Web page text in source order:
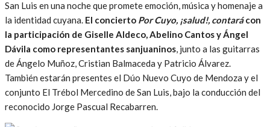
San Luis en una noche que promete emoción, música y homenaje a
la identidad cuyana. El concierto Por Cuyo, ¡salud!, contarácon
la participación de Giselle Aldeco, Abelino Cantos y Ángel
Dávila como representantes sanjuaninos, junto a las guitarras
de Ángelo Muñoz, Cristian Balmaceda y Patricio Álvarez.
También estarán presentes el Dúo Nuevo Cuyo de Mendoza y el
conjunto El Trébol Mercedino de San Luis, bajo la conducción del
reconocido Jorge Pascual Recabarren.